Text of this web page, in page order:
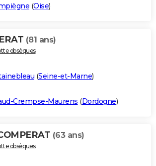
(Oise)
(81 ans)
obsèques
(Seine-et-Marne)
Crempse-Maurens (Dordogne)
(63 ans)
obsèques